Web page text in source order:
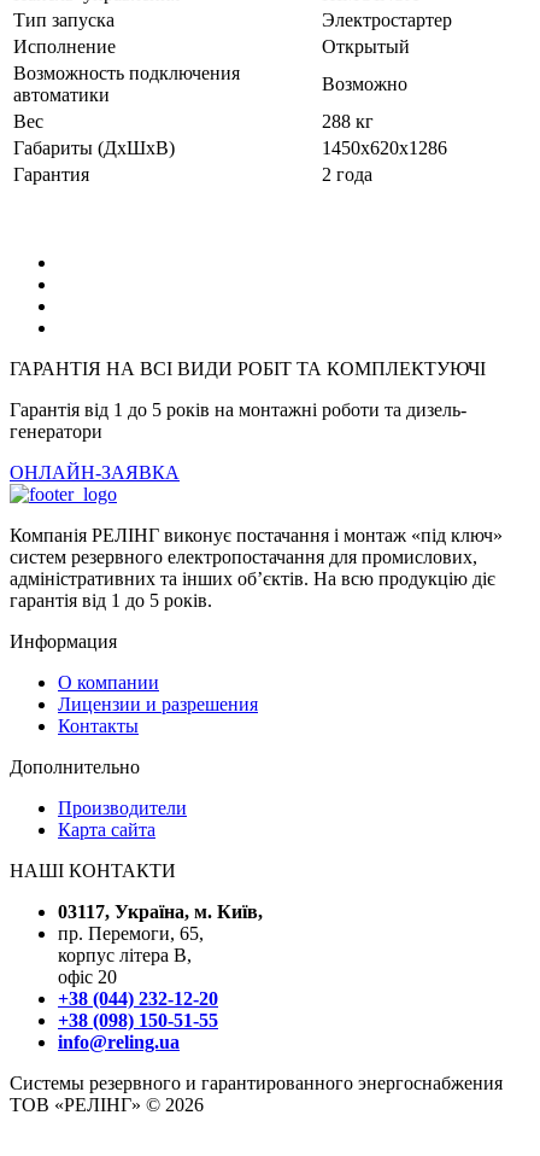
Тип запуска
Электростартер
Исполнение
Открытый
Возможность подключения
автоматики
Возможно
Вес
288 кг
Габариты (ДхШхВ)
1450x620x1286
Гарантия
2 года
ГАРАНТІЯ НА ВСІ ВИДИ РОБІТ ТА КОМПЛЕКТУЮЧІ
Гарантія від 1 до 5 років на монтажні роботи та дизель-
генератори
ОНЛАЙН-ЗАЯВКА
Компанія РЕЛІНГ виконує постачання і монтаж «під ключ»
систем резервного електропостачання для промислових,
адміністративних та інших об’єктів. На всю продукцію діє
гарантія від 1 до 5 років.
Информация
О компании
Лицензии и разрешения
Контакты
Дополнительно
Производители
Карта сайта
НАШІ КОНТАКТИ
03117, Україна, м. Київ,
пр. Перемоги, 65,
корпус літера В,
офіс 20
+38 (044) 232-12-20
+38 (098) 150-51-55
info@reling.ua
Системы резервного и гарантированного энергоснабжения
ТОВ «РЕЛІНГ» © 2026